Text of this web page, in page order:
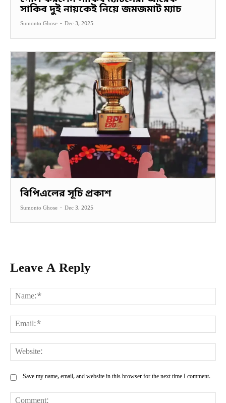
সাকিব দুই নায়কেই নিয়ে জমজমাট ম্যাচ
Sumonto Ghose - Dec 3, 2025
বিপিএলের সূচি প্রকাশ
Sumonto Ghose - Dec 3, 2025
Leave A Reply
Save my name, email, and website in this browser for the next time I comment.